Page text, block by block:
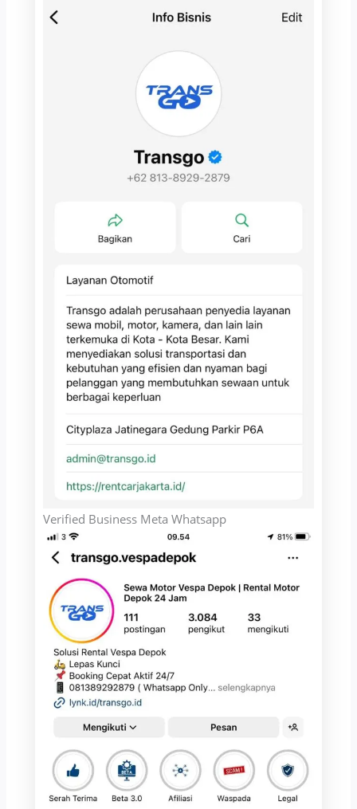
Verified Business Meta Whatsapp